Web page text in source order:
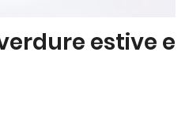
estive e